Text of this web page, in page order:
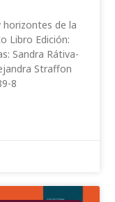
horizontes de la
Libro Edición:
Sandra Rátiva-
Straffon
8